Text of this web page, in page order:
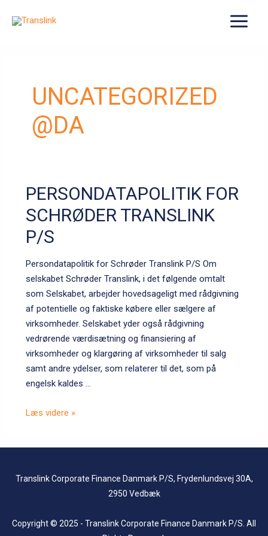
MAIN
UNCATEGORIZED
@DA
PERSONDATAPOLITIK FOR
SCHRØDER TRANSLINK
P/S
Persondatapolitik for Schrøder Translink P/S Om
selskabet Schrøder Translink, i det følgende omtalt
som Selskabet, arbejder hovedsageligt med rådgivning
af potentielle og faktiske købere eller sælgere af
virksomheder. Selskabet yder også rådgivning
vedrørende værdisætning og finansiering af
virksomheder og klargøring af virksomheder til salg
samt andre ydelser, som relaterer til det, som på
engelsk kaldes …
Persondatapolitik
Læs videre »
Translink Corporate Finance Danmark P/S, Frydenlundsvej 30A,
2950 Vedbæk
Copyright © 2025 - Translink Corporate Finance Danmark P/S. All